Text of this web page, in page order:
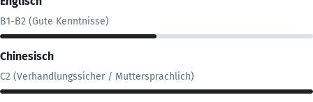
B1-B2 (Gute Kenntnisse)
Chinesisch
C2 (Verhandlungssicher / Muttersprachlich)